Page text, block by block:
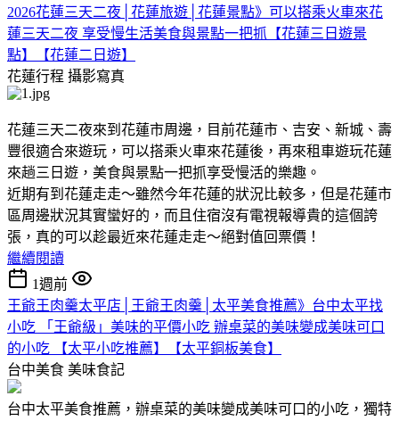
2026花蓮三天二夜│花蓮旅遊│花蓮景點》可以搭乘火車來花
蓮三天二夜 享受慢生活美食與景點一把抓【花蓮三日遊景
點】【花蓮二日遊】
花蓮行程 攝影寫真
花蓮三天二夜來到花蓮市周邊，目前花蓮市、吉安、新城、壽
豐很適合來遊玩，可以搭乘火車來花蓮後，再來租車遊玩花蓮
來趟三日遊，美食與景點一把抓享受慢活的樂趣。
近期有到花蓮走走～雖然今年花蓮的狀況比較多，但是花蓮市
區周邊狀況其實蠻好的，而且住宿沒有電視報導貴的這個誇
張，真的可以趁最近來花蓮走走～絕對值回票價！
繼續閱讀
1週前
王爺王肉羹太平店│王爺王肉羹│太平美食推薦》台中太平找
小吃 「王爺級」美味的平價小吃 辦桌菜的美味變成美味可口
的小吃 【太平小吃推薦】【太平銅板美食】
台中美食 美味食記
台中太平美食推薦，辦桌菜的美味變成美味可口的小吃，獨特